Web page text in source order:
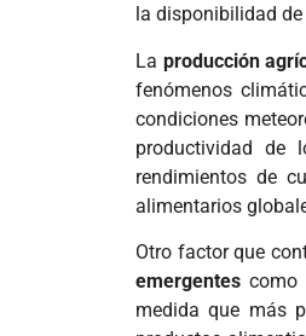
la disponibilidad
La producción
fenómenos
condiciones
productividad de
rendimientos de
alimentarios
Otro factor que
emergentes como
medida que más